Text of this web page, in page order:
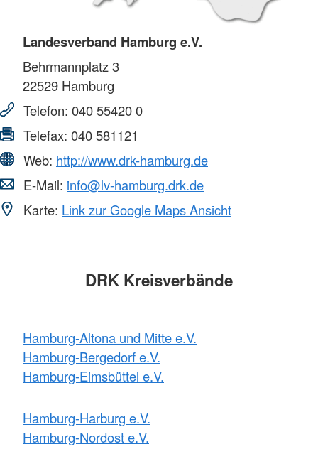
Landesverband Hamburg e.V.
Behrmannplatz 3
22529 Hamburg
Telefon: 040 55420 0
Telefax: 040 581121
Web: http://www.drk-hamburg.de
E-Mail: info@lv-hamburg.drk.de
Karte: Link zur Google Maps Ansicht
DRK Kreisverbände
Hamburg-Altona und Mitte e.V.
Hamburg-Bergedorf e.V.
Hamburg-Eimsbüttel e.V.
Hamburg-Harburg e.V.
Hamburg-Nordost e.V.